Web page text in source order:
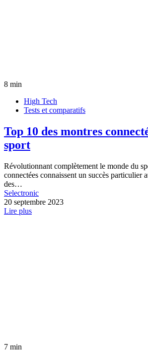
8 min
High Tech
Tests et comparatifs
Top 10 des montres
sport
Révolutionnant complètement le monde du
connectées connaissent un succès particulier
des…
Selectronic
20 septembre 2023
Lire plus
7 min